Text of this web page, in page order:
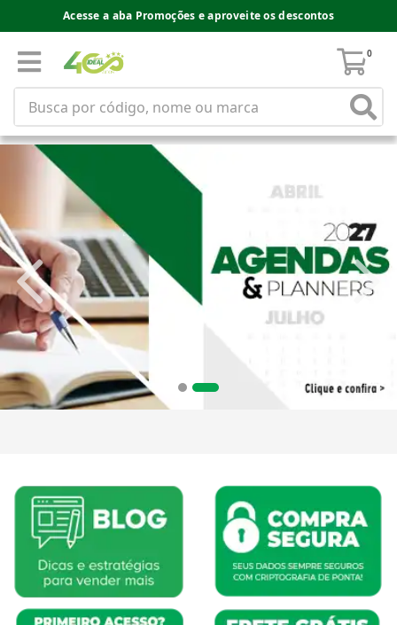
Acesse a aba Promoções e aproveite os descontos
0